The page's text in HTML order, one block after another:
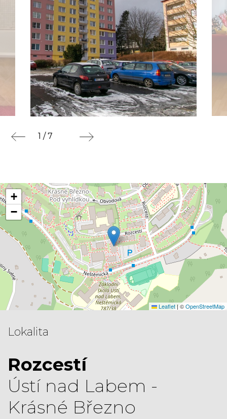
1 / 7
+
−
Leaflet | ©OpenStreetMap
Lokalita
Rozcestí
Ústí nad Labem -
Krásné Březno